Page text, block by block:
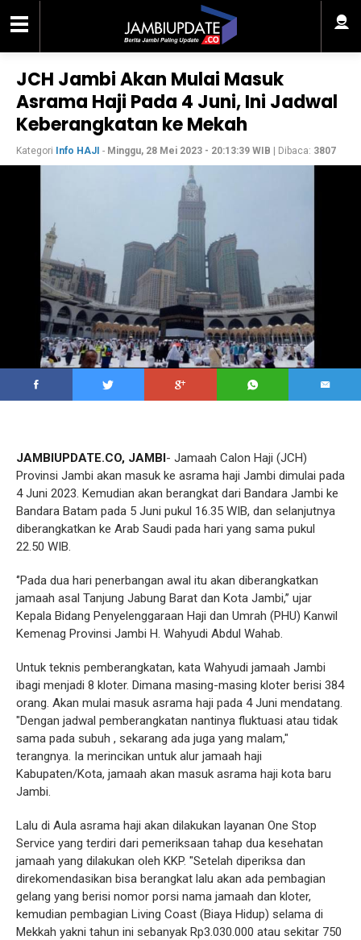
JCH Jambi Akan Mulai Masuk
Asrama Haji Pada 4 Juni, Ini Jadwal
Keberangkatan ke Mekah
Kategori Info HAJI - Minggu, 28 Mei 2023 - 20:13:39 WIB | Dibaca: 3807
JAMBIUPDATE.CO, JAMBI- Jamaah Calon Haji (JCH)
Provinsi Jambi akan masuk ke asrama haji Jambi dimulai pada
4 Juni 2023. Kemudian akan berangkat dari Bandara Jambi ke
Bandara Batam pada 5 Juni pukul 16.35 WIB, dan selanjutnya
diberangkatkan ke Arab Saudi pada hari yang sama pukul
22.50 WIB.
‘’Pada dua hari penerbangan awal itu akan diberangkatkan
jamaah asal Tanjung Jabung Barat dan Kota Jambi,’’ ujar
Kepala Bidang Penyelenggaraan Haji dan Umrah (PHU) Kanwil
Kemenag Provinsi Jambi H. Wahyudi Abdul Wahab.
Untuk teknis pemberangkatan, kata Wahyudi jamaah Jambi
ibagi menjadi 8 kloter. Dimana masing-masing kloter berisi 384
orang. Akan mulai masuk asrama haji pada 4 Juni mendatang.
"Dengan jadwal pemberangkatan nantinya fluktuasi atau tidak
sama pada subuh , sekarang ada juga yang malam,"
terangnya. Ia merincikan untuk alur jamaah haji
Kabupaten/Kota, jamaah akan masuk asrama haji kota baru
Jambi.
Lalu di Aula asrama haji akan dilakukan layanan One Stop
Service yang terdiri dari pemeriksaan tahap dua kesehatan
jamaah yang dilakukan oleh KKP. "Setelah diperiksa dan
direkomendasikan bisa berangkat lalu akan ada pembagian
gelang yang berisi nomor porsi nama jamaah dan kloter,
kemudian pembagian Living Coast (Biaya Hidup) selama di
Mekkah yakni tahun ini sebanyak Rp3.030.000 atau sekitar 750